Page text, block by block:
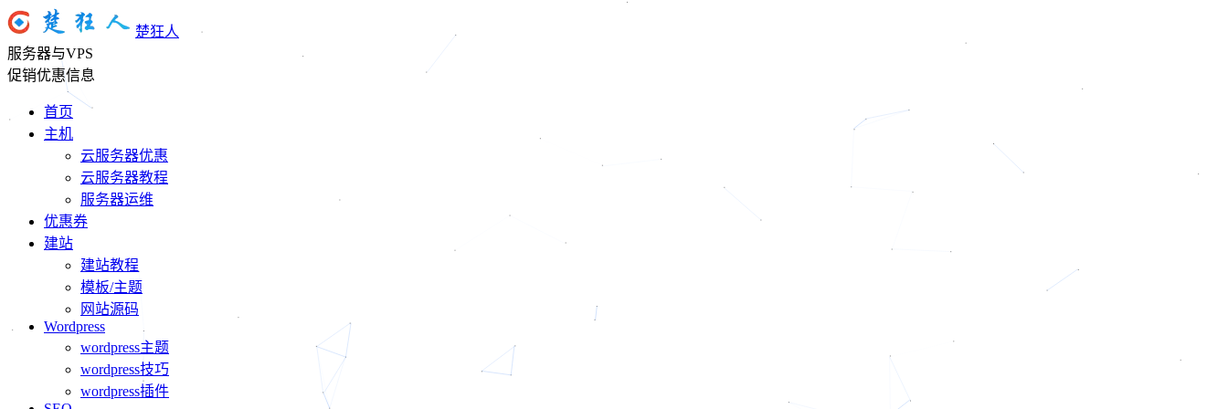
楚狂人
服务器与VPS
促销优惠信息
首页
主机
云服务器优惠
云服务器教程
服务器运维
优惠券
建站
建站教程
模板/主题
网站源码
Wordpress
wordpress主题
wordpress技巧
wordpress插件